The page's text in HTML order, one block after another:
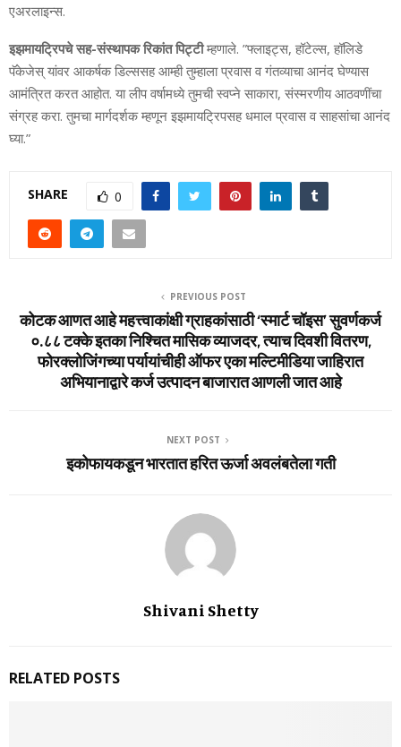
एअरलाइन्‍स.
इझमायट्रिपचे सह-संस्‍थापक रिकांत पिट्टीम्‍हणाले. ”फ्लाइट्स, हॉटेल्‍स, हॉलिडे
पॅकेजेस् यांवर आकर्षक डिल्‍ससह आम्‍ही तुम्‍हाला प्रवास व गंतव्‍याचा आनंद घेण्‍यास
आमंत्रित करत आहोत. या लीप वर्षामध्‍ये तुमची स्‍वप्‍ने साकारा, संस्‍मरणीय आठवणींचा
संग्रह करा. तुमचा मार्गदर्शक म्‍हणून इझमायट्रिपसह धमाल प्रवास व साहसांचा आनंद
घ्‍या.”
SHARE 0
PREVIOUS POST
कोटक आणत आहे महत्त्वाकांक्षी ग्राहकांसाठी ‘स्मार्ट चॉइस’ सुवर्णकर्ज
०.८८ टक्के इतका निश्चित मासिक व्याजदर, त्याच दिवशी वितरण,
फोरक्लोजिंगच्या पर्यायांचीही ऑफर एका मल्टिमीडिया जाहिरात
अभियानाद्वारे कर्ज उत्पादन बाजारात आणली जात आहे
NEXT POST
इकोफायकडून भारतात हरित ऊर्जा अवलंबतेला गती
Shivani Shetty
RELATED POSTS